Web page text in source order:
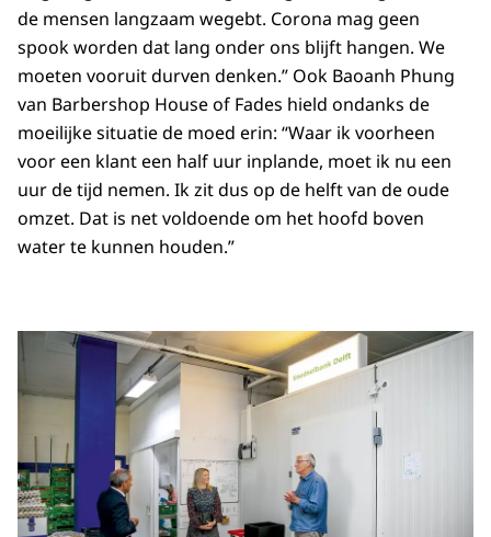
de mensen langzaam wegebt. Corona mag geen
spook worden dat lang onder ons blijft hangen. We
moeten vooruit durven denken.” Ook Baoanh Phung
van Barbershop House of Fades hield ondanks de
moeilijke situatie de moed erin: “Waar ik voorheen
voor een klant een half uur inplande, moet ik nu een
uur de tijd nemen. Ik zit dus op de helft van de oude
omzet. Dat is net voldoende om het hoofd boven
water te kunnen houden.”